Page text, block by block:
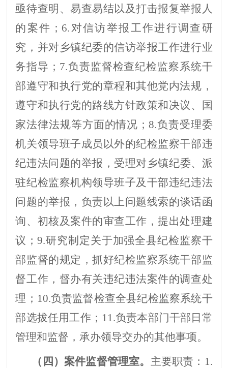
亟待查明、易查易结以及打击报复举报人
的案件 ； 6.对信访举报工作进行调查研
究，并对乡镇纪委的信访举报工作进行业
务指导 ； 7.负责监督检查纪检监察系统干
部遵守和执行党的章程和其他党内法规，
遵守和执行党的路线方针政策和决议、国
家法律法规等方面的情况；8.负责受理委
机关领导班子成员以外的纪检监察干部违
纪违法问题的举报，受理对 乡镇纪委、 派
驻纪检监察机构领导班子及干部违纪违法
问题的举报，负责 以上问题线索的谈话函
询、 初核及案件的审查工作，提出处理建
议 ；9.研究制定关于加强全县纪检监察干
部监督的规定，抓好纪检监察系统干部监
督工作，督办有关违纪违法案件的调查处
理 ； 10.负责监督检查全县纪检监察系统干
部选拔任用工作； 11.负责本部门干部日常
管理和监督，承办领导交办的其他事项。
（ 四 ）案件监督管理室。 主要职责： 1.